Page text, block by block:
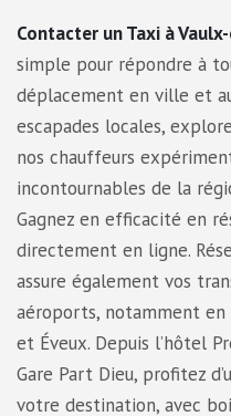
Contacter un Taxi à
simple pour répondre à
déplacement en ville et
escapades locales,
nos chauffeurs
incontournables de la
Gagnez en efficacité en
directement en ligne.
assure également vos
aéroports, notamment
et Éveux. Depuis l’hôtel
Gare Part Dieu, profitez
votre destination, avec